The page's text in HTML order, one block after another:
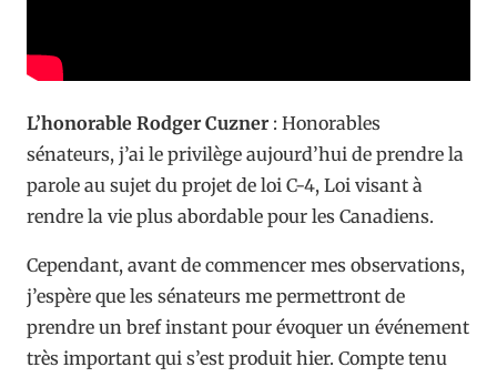
L’honorable Rodger Cuzner : Honorables
sénateurs, j’ai le privilège aujourd’hui de prendre la
parole au sujet du projet de loi C-4, Loi visant à
rendre la vie plus abordable pour les Canadiens.
Cependant, avant de commencer mes observations,
j’espère que les sénateurs me permettront de
prendre un bref instant pour évoquer un événement
très important qui s’est produit hier. Compte tenu